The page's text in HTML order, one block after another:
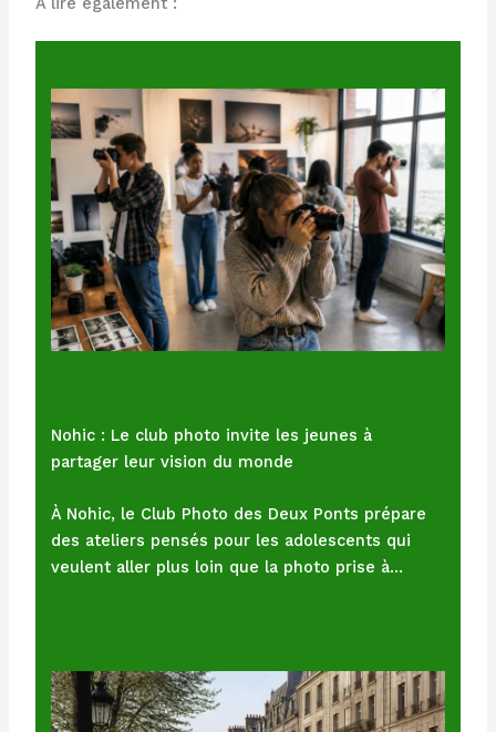
Nohic : Le club photo invite les jeunes à
partager leur vision du monde
À Nohic, le Club Photo des Deux Ponts prépare
des ateliers pensés pour les adolescents qui
veulent aller plus loin que la photo prise à…